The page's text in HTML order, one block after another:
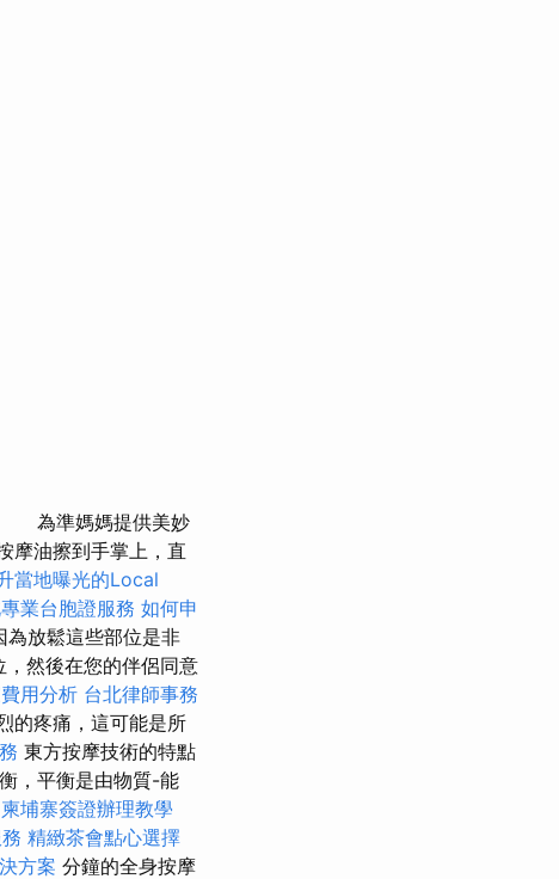
為準媽媽提供美妙
摩油擦到手掌上，直
當地曝光的Local
業台胞證服務 如何申
為放鬆這些部位是非
，然後在您的伴侶同意
用分析 台北律師事務
的疼痛，這可能是所
東方按摩技術的特點
，平衡是由物質-能
柬埔寨簽證辦理教學
精緻茶會點心選擇
方案 分鐘的全身按摩